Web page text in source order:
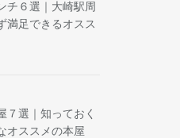
チ６選｜大崎駅周
満足できるオスス
７選｜知っておく
オススメの本屋